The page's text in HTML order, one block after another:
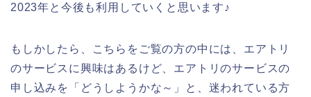
2023年と今後も利用していくと思います♪
もしかしたら、こちらをご覧の方の中には、エアトリ
のサービスに興味はあるけど、エアトリのサービスの
申し込みを「どうしようかな～」と、迷われている方